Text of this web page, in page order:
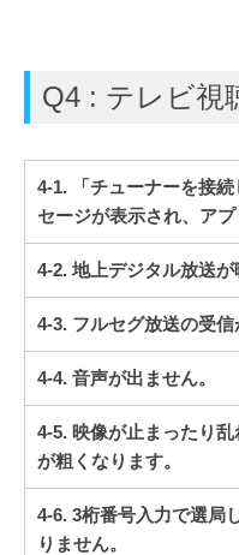
Q4 : テレビ視
4-1. 「チューナーを接
セージが表示され、アプ
4-2. 地上デジタル放送が
4-3. フルセグ放送の受信
4-4. 音声が出ません。
4-5. 映像が止まったり
が粗くなります。
4-6. 3桁番号入力で選局
りません。